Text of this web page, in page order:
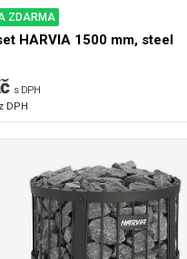
ZDARMA
HARVIA 1500 mm, steel
s DPH
DPH